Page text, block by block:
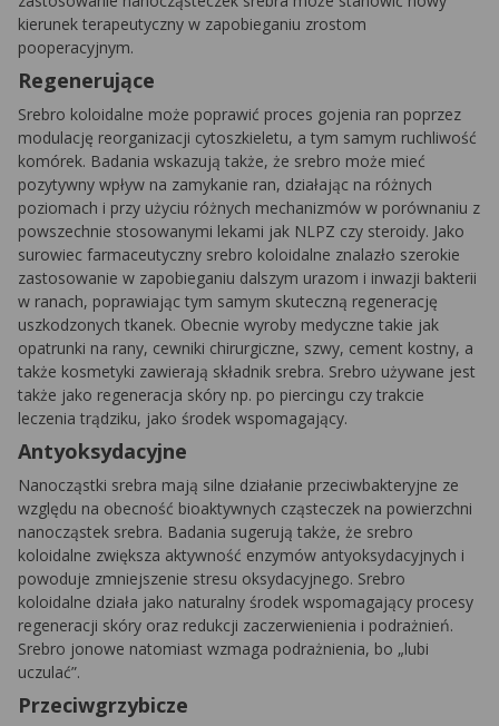
kierunek terapeutyczny w zapobieganiu zrostom
pooperacyjnym.
Regenerujące
Srebro koloidalne może poprawić proces gojenia ran poprzez
modulację reorganizacji cytoszkieletu, a tym samym ruchliwość
komórek. Badania wskazują także, że srebro może mieć
pozytywny wpływ na zamykanie ran, działając na różnych
poziomach i przy użyciu różnych mechanizmów w porównaniu z
powszechnie stosowanymi lekami jak NLPZ czy steroidy. Jako
surowiec farmaceutyczny srebro koloidalne znalazło szerokie
zastosowanie w zapobieganiu dalszym urazom i inwazji bakterii
w ranach, poprawiając tym samym skuteczną regenerację
uszkodzonych tkanek. Obecnie wyroby medyczne takie jak
opatrunki na rany, cewniki chirurgiczne, szwy, cement kostny, a
także kosmetyki zawierają składnik srebra. Srebro używane jest
także jako regeneracja skóry np. po piercingu czy trakcie
leczenia trądziku, jako środek wspomagający.
Antyoksydacyjne
Nanocząstki srebra mają silne działanie przeciwbakteryjne ze
względu na obecność bioaktywnych cząsteczek na powierzchni
nanocząstek srebra. Badania sugerują także, że srebro
koloidalne zwiększa aktywność enzymów antyoksydacyjnych i
powoduje zmniejszenie stresu oksydacyjnego. Srebro
koloidalne działa jako naturalny środek wspomagający procesy
regeneracji skóry oraz redukcji zaczerwienienia i podrażnień.
Srebro jonowe natomiast wzmaga podrażnienia, bo „lubi
uczulać”.
Przeciwgrzybicze